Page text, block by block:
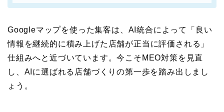
Googleマップを使った集客は、AI統合によって「良い
情報を継続的に積み上げた店舗が正当に評価される」
仕組みへと近づいています。今こそMEO対策を見直
し、AIに選ばれる店舗づくりの第一歩を踏み出しまし
ょう。